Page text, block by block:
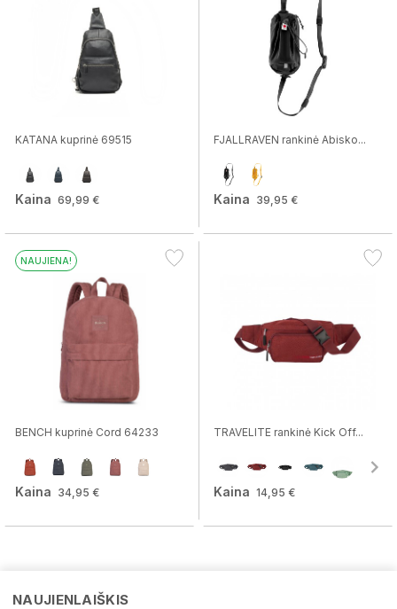
KATANA kuprinė 69515
Kaina 69,99 €
FJALLRAVEN rankinė Abisko...
Kaina 39,95 €
NAUJIENA!
BENCH kuprinė Cord 64233
Kaina 34,95 €
TRAVELITE rankinė Kick Off...
Kaina 14,95 €
NAUJIENLAIŠKIS